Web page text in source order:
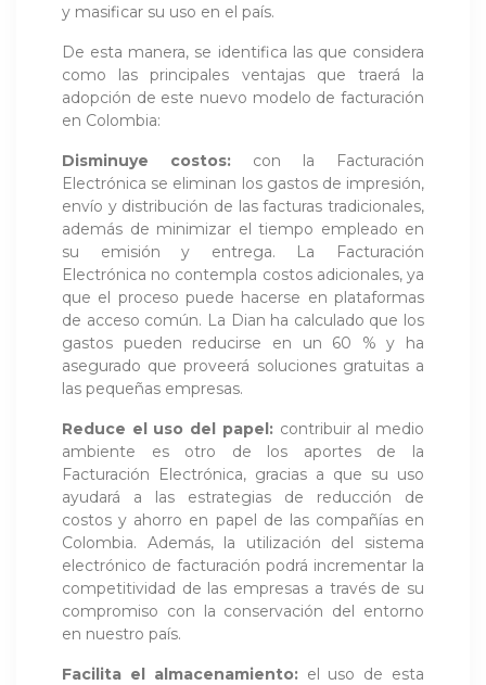
y masificar su uso en el país.
De esta manera, se identifica las que considera
como las principales ventajas que traerá la
adopción de este nuevo modelo de facturación
en Colombia:
Disminuye costos: con la Facturación
Electrónica se eliminan los gastos de impresión,
envío y distribución de las facturas tradicionales,
además de minimizar el tiempo empleado en
su emisión y entrega. La Facturación
Electrónica no contempla costos adicionales, ya
que el proceso puede hacerse en plataformas
de acceso común. La Dian ha calculado que los
gastos pueden reducirse en un 60 % y ha
asegurado que proveerá soluciones gratuitas a
las pequeñas empresas.
Reduce el uso del papel:contribuir al medio
ambiente es otro de los aportes de la
Facturación Electrónica, gracias a que su uso
ayudará a las estrategias de reducción de
costos y ahorro en papel de las compañías en
Colombia. Además, la utilización del sistema
electrónico de facturación podrá incrementar la
competitividad de las empresas a través de su
compromiso con la conservación del entorno
en nuestro país.
Facilita el almacenamiento:el uso de esta